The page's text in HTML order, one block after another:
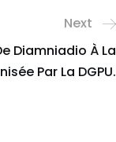
Next
Diamniadio À La
Par La DGPU.